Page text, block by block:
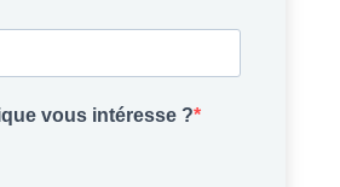
vous intéresse ?